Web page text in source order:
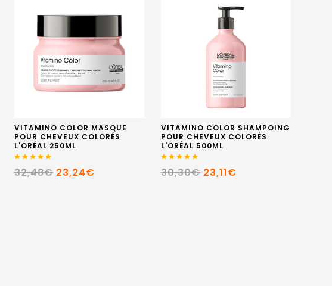
VITAMINO COLOR MASQUE
POUR CHEVEUX COLORÉS
L'ORÉAL 250ML
32,48€ 23,24€
VITAMINO COLOR SHAMPOING
POUR CHEVEUX COLORÉS
L'ORÉAL 500ML
30,30€ 23,11€